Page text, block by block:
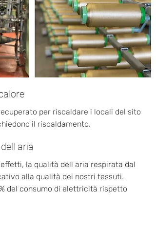
per riscaldare i locali del sito
il riscaldamento.
aria
la qualità dell aria respirata dal
alla qualità dei nostri tessuti.
del consumo di elettricità rispetto